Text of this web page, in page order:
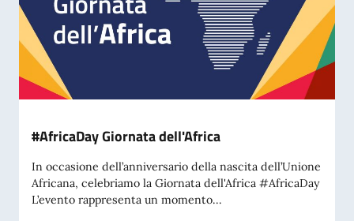
#AfricaDay Giornata dell'Africa
In occasione dell’anniversario della nascita dell’Unione
Africana, celebriamo la Giornata dell'Africa #AfricaDay
L’evento rappresenta un momento...